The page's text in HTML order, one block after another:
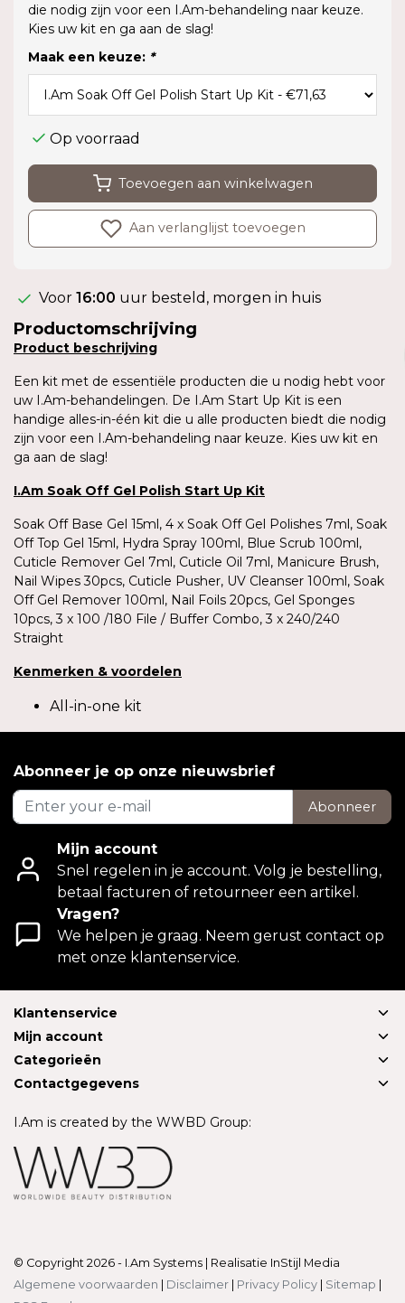
die nodig zijn voor een I.Am-behandeling naar keuze.
Kies uw kit en ga aan de slag!
Maak een keuze: *
Op voorraad
Toevoegen aan winkelwagen
Aan verlanglijst toevoegen
Voor 16:00 uur besteld, morgen in huis
Productomschrijving
Product beschrijving
Een kit met de essentiële producten die u nodig hebt voor
uw I.Am-behandelingen. De I.Am Start Up Kit is een
handige alles-in-één kit die u alle producten biedt die nodig
zijn voor een I.Am-behandeling naar keuze. Kies uw kit en
ga aan de slag!
I.Am Soak Off Gel Polish Start Up Kit
Soak Off Base Gel 15ml, 4 x Soak Off Gel Polishes 7ml, Soak
Off Top Gel 15ml, Hydra Spray 100ml, Blue Scrub 100ml,
Cuticle Remover Gel 7ml, Cuticle Oil 7ml, Manicure Brush,
Nail Wipes 30pcs, Cuticle Pusher, UV Cleanser 100ml, Soak
Off Gel Remover 100ml, Nail Foils 20pcs, Gel Sponges
10pcs, 3 x 100 /180 File / Buffer Combo, 3 x 240/240
Straight
Kenmerken & voordelen
All-in-one kit
Abonneer je op onze nieuwsbrief
Abonneer
Mijn account
Snel regelen in je account. Volg je bestelling,
betaal facturen of retourneer een artikel.
Vragen?
We helpen je graag. Neem gerust contact op
met onze klantenservice.
Klantenservice
Mijn account
Categorieën
Contactgegevens
I.Am is created by the WWBD Group:
© Copyright 2026 - I.Am Systems | Realisatie InStijl Media
Algemene voorwaarden
Disclaimer Privacy Policy Sitemap